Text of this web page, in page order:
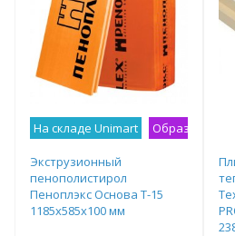
На складе Unimart Образец на
Экструзионный
пенополистирол
Пеноплэкс Основа Т-15
1185х585х100 мм